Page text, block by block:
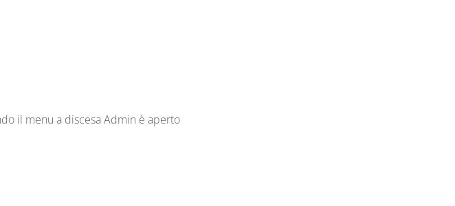
il menu a discesa Admin è aperto